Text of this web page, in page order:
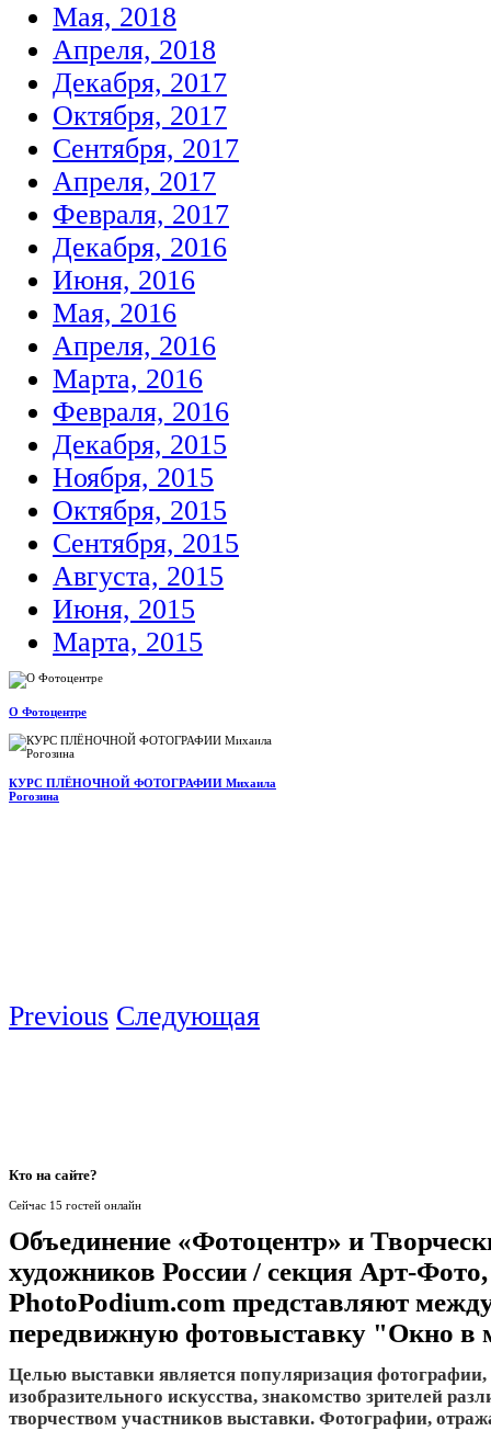
Мая, 2018
Апреля, 2018
Декабря, 2017
Октября, 2017
Сентября, 2017
Апреля, 2017
Февраля, 2017
Декабря, 2016
Июня, 2016
Мая, 2016
Апреля, 2016
Марта, 2016
Февраля, 2016
Декабря, 2015
Ноября, 2015
Октября, 2015
Сентября, 2015
Августа, 2015
Июня, 2015
Марта, 2015
О Фотоцентре
КУРС ПЛЁНОЧНОЙ ФОТОГРАФИИ Михаила
Рогозина
Previous Следующая
Кто на сайте?
Сейчас 15 гостей онлайн
Объединение «Фотоцентр» и
художников России / секция Арт-Фото,
PhotoPodium.com представляют
передвижную фотовыставку "Окно в
Целью выставки является популяризация фотографии,
изобразительного искусства, знакомство зрителей
творчеством участников выставки. Фотографии,